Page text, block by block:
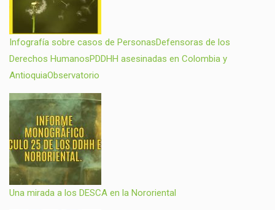
Infografía sobre casos de PersonasDefensoras de los
Derechos HumanosPDDHH asesinadas en Colombia y
AntioquiaObservatorio
Una mirada a los DESCA en la Nororiental